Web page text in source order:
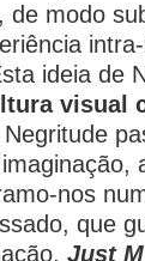
de modo
ideia de
visual
Negritude
nos
que
Just